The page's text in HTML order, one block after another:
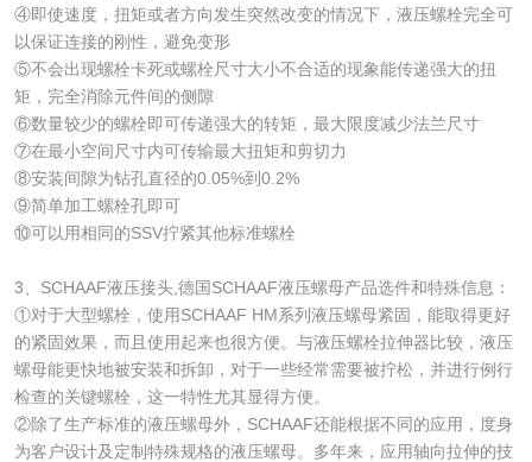
④即使速度，扭矩或者方向发生突然改变的情况下，液压螺栓完全可
以保证连接的刚性，避免变形
⑤不会出现螺栓卡死或螺栓尺寸大小不合适的现象能传递强大的扭
矩，完全消除元件间的侧隙
⑥数量较少的螺栓即可传递强大的转矩，最大限度减少法兰尺寸
⑦在最小空间尺寸内可传输最大扭矩和剪切力
⑧安装间隙为钻孔直径的0.05%到0.2%
⑨简单加工螺栓孔即可
⑩可以用相同的SSV拧紧其他标准螺栓
3、SCHAAF液压接头,德国SCHAAF液压螺母产品选件和特殊信息：
①对于大型螺栓，使用SCHAAF HM系列液压螺母紧固，能取得更好
的紧固效果，而且使用起来也很方便。与液压螺栓拉伸器比较，液压
螺母能更快地被安装和拆卸，对于一些经常需要被拧松，并进行例行
检查的关键螺栓，这一特性尤其显得方便。
②除了生产标准的液压螺母外，SCHAAF还能根据不同的应用，度身
为客户设计及定制特殊规格的液压螺母。多年来，应用轴向拉伸的技